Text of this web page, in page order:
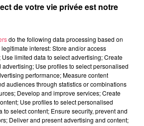
de votre vie privée est notre
do the following data processing based on
interest: Store and/or access
limited data to select advertising; Create
Use profiles to select personalised
performance; Measure content
audiences through statistics or combinations
Develop and improve services; Create
Use profiles to select personalised
to select content; Ensure security, prevent and
Deliver and present advertising and content;